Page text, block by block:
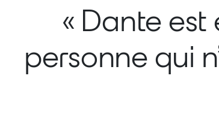
« Dante
personne qui